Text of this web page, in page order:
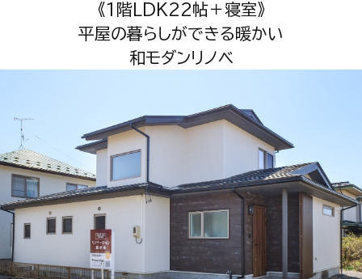
《1階LDK22帖＋寝室》
平屋の暮らしができる暖かい
和モダンリノベ